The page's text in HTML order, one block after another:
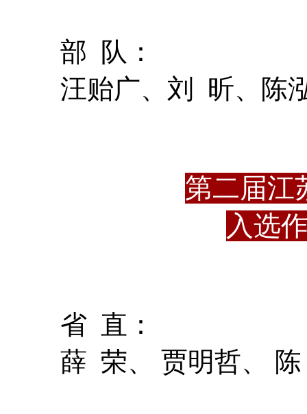
部 队：
汪贻广、刘 昕、陈
第二届江
入选
省 直：
薛 荣、 贾明哲、